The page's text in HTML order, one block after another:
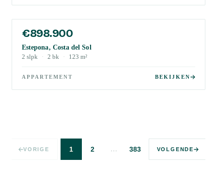
€898.900
Estepona, Costa del Sol
2 slpk · 2 bk · 123 m²
APPARTEMENT BEKIJKEN
VORIGE 1 2 … 383 VOLGENDE